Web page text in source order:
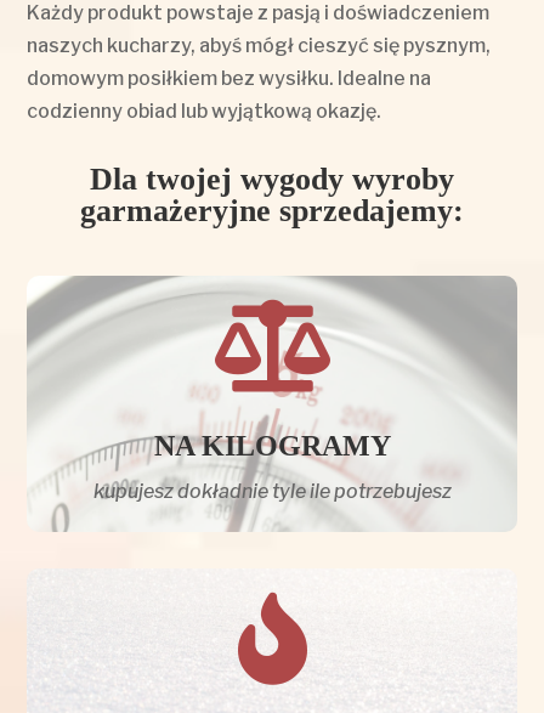
Każdy produkt powstaje z pasją i doświadczeniem
naszych kucharzy, abyś mógł cieszyć się pysznym,
domowym posiłkiem bez wysiłku. Idealne na
codzienny obiad lub wyjątkową okazję.
Dla twojej wygody wyroby
garmażeryjne sprzedajemy:

NA KILOGRAMY
kupujesz dokładnie tyle ile potrzebujesz
